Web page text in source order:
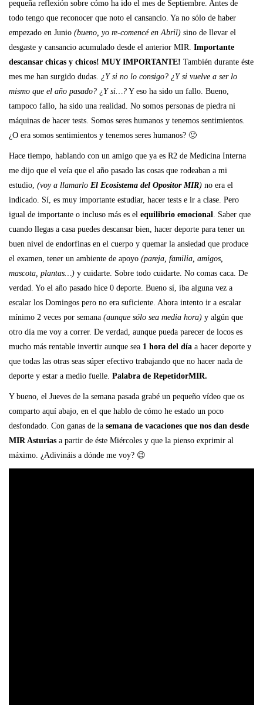
pequeña reflexión sobre cómo ha ido el mes de Septiembre. Antes de
todo tengo que reconocer que noto el cansancio. Ya no sólo de haber
empezado en Junio (bueno, yo re-comencé en Abril) sino de llevar el
desgaste y cansancio acumulado desde el anterior MIR. Importante
descansar chicas y chicos! MUY IMPORTANTE! También durante éste
mes me han surgido dudas. ¿Y si no lo consigo? ¿Y si vuelve a ser lo
mismo que el año pasado? ¿Y si…? Y eso ha sido un fallo. Bueno,
tampoco fallo, ha sido una realidad. No somos personas de piedra ni
máquinas de hacer tests. Somos seres humanos y tenemos sentimientos.
¿O era somos sentimientos y tenemos seres humanos? 🙂
Hace tiempo, hablando con un amigo que ya es R2 de Medicina Interna
me dijo que el veía que el año pasado las cosas que rodeaban a mi
estudio, (voy a llamarlo El Ecosistema del Opositor MIR) no era el
indicado. Sí, es muy importante estudiar, hacer tests e ir a clase. Pero
igual de importante o incluso más es el equilibrio emocional. Saber que
cuando llegas a casa puedes descansar bien, hacer deporte para tener un
buen nivel de endorfinas en el cuerpo y quemar la ansiedad que produce
el examen, tener un ambiente de apoyo (pareja, familia, amigos,
mascota, plantas…) y cuidarte. Sobre todo cuidarte. No comas caca. De
verdad. Yo el año pasado hice 0 deporte. Bueno sí, iba alguna vez a
escalar los Domingos pero no era suficiente. Ahora intento ir a escalar
mínimo 2 veces por semana (aunque sólo sea media hora) y algún que
otro día me voy a correr. De verdad, aunque pueda parecer de locos es
mucho más rentable invertir aunque sea 1 hora del día a hacer deporte y
que todas las otras seas súper efectivo trabajando que no hacer nada de
deporte y estar a medio fuelle. Palabra de RepetidorMIR.
Y bueno, el Jueves de la semana pasada grabé un pequeño vídeo que os
comparto aquí abajo, en el que hablo de cómo he estado un poco
desfondado. Con ganas de la semana de vacaciones que nos dan desde
MIR Asturias a partir de éste Miércoles y que la pienso exprimir al
máximo. ¿Adivináis a dónde me voy? 😉